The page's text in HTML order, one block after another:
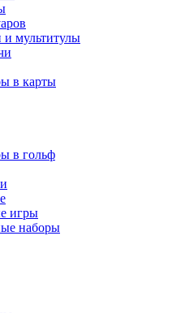
мультитулы
в карты
в гольф
игры
наборы